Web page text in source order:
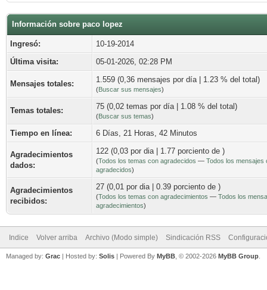
Información sobre paco lopez
Ingresó:
10-19-2014
Última visita:
05-01-2026, 02:28 PM
Mensajes totales: 1.559 (0,36 mensajes por día | 1.23 % del total)
(Buscar sus mensajes)
Temas totales: 75 (0,02 temas por día | 1.08 % del total)
(Buscar sus temas)
Tiempo en línea: 6 Días, 21 Horas, 42 Minutos
Agradecimientos
dados:
122 (0,03 por dia | 1.77 porciento de )
(Todos los temas con agradecidos — Todos los mensajes
agradecidos)
Agradecimientos
recibidos:
27 (0,01 por dia | 0.39 porciento de )
(Todos los temas con agradecimientos — Todos los
agradecimientos)
Indice Volver arriba Archivo (Modo simple) Sindicación RSS
Managed by: Grac | Hosted by: Solis | Powered By MyBB , © 2002-2026 MyBB Group